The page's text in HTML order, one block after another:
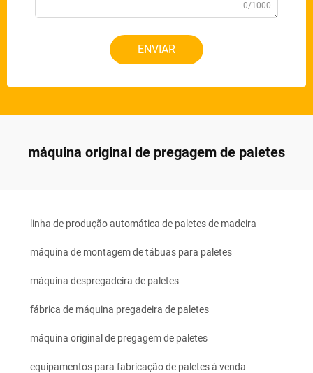
0/1000
ENVIAR
máquina original de pregagem de paletes
linha de produção automática de paletes de madeira
máquina de montagem de tábuas para paletes
máquina despregadeira de paletes
fábrica de máquina pregadeira de paletes
máquina original de pregagem de paletes
equipamentos para fabricação de paletes à venda